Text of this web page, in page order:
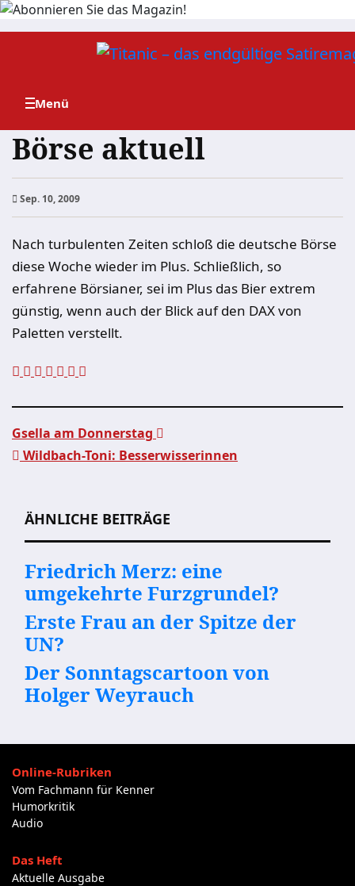
Zum
Börse aktuell
Sep. 10, 2009
Nach turbulenten Zeiten schloß die deutsche Börse
diese Woche wieder im Plus. Schließlich, so
erfahrene Börsianer, sei im Plus das Bier extrem
günstig, wenn auch der Blick auf den DAX von
Paletten verstellt.
Gsella am Donnerstag
Wildbach-Toni: Besserwisserinnen
ÄHNLICHE BEITRÄGE
Friedrich Merz: eine
umgekehrte Furzgrundel?
Erste Frau an der Spitze der
UN?
Der Sonntagscartoon von
Holger Weyrauch
Online-Rubriken
Vom Fachmann für Kenner
Humorkritik
Audio
Das Heft
Aktuelle Ausgabe